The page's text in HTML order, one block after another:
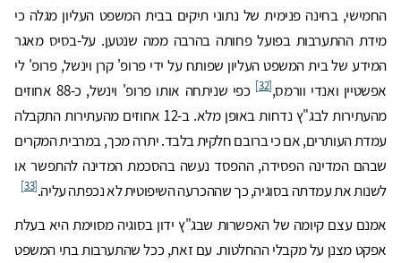
החמישי, בחינה פנימית של נתוני תיקים בבית המשפט העליון מגלה כי
מידת ההתערבות בפועל פחותה בהרבה ממה שנטען. על-בסיס מאגר
המידע של בית המשפט העליון שפותח על ידי פרופ' קרן וינשל, פרופ' לי
אפשטיין ואנדי וורמס,[32]
כפי שניתחה אותו פרופ' וינשל, כ-88 אחוזים
מהעתירות לבג"ץ נדחות באופן מלא. ב-12 אחוזים מהעתירות התקבלה
עמדת העותרים, אם כי ברובם חלקית בלבד. יתרה מכך, במרבית המקרים
שבהם המדינה הפסידה, ההפסד נעשה בהסכמת המדינה להתפשר או
לשנות את עמדתה בסוגיה, כך שההכרעה השיפוטית לא נכפתה עליה.[33]
אמנם עצם קיומה של האפשרות שבג"ץ ידון בסוגיה מסוימת היא בעלת
אפקט מצנן על מקבלי ההחלטות. עם זאת, ככל שהתערבות בתי המשפט